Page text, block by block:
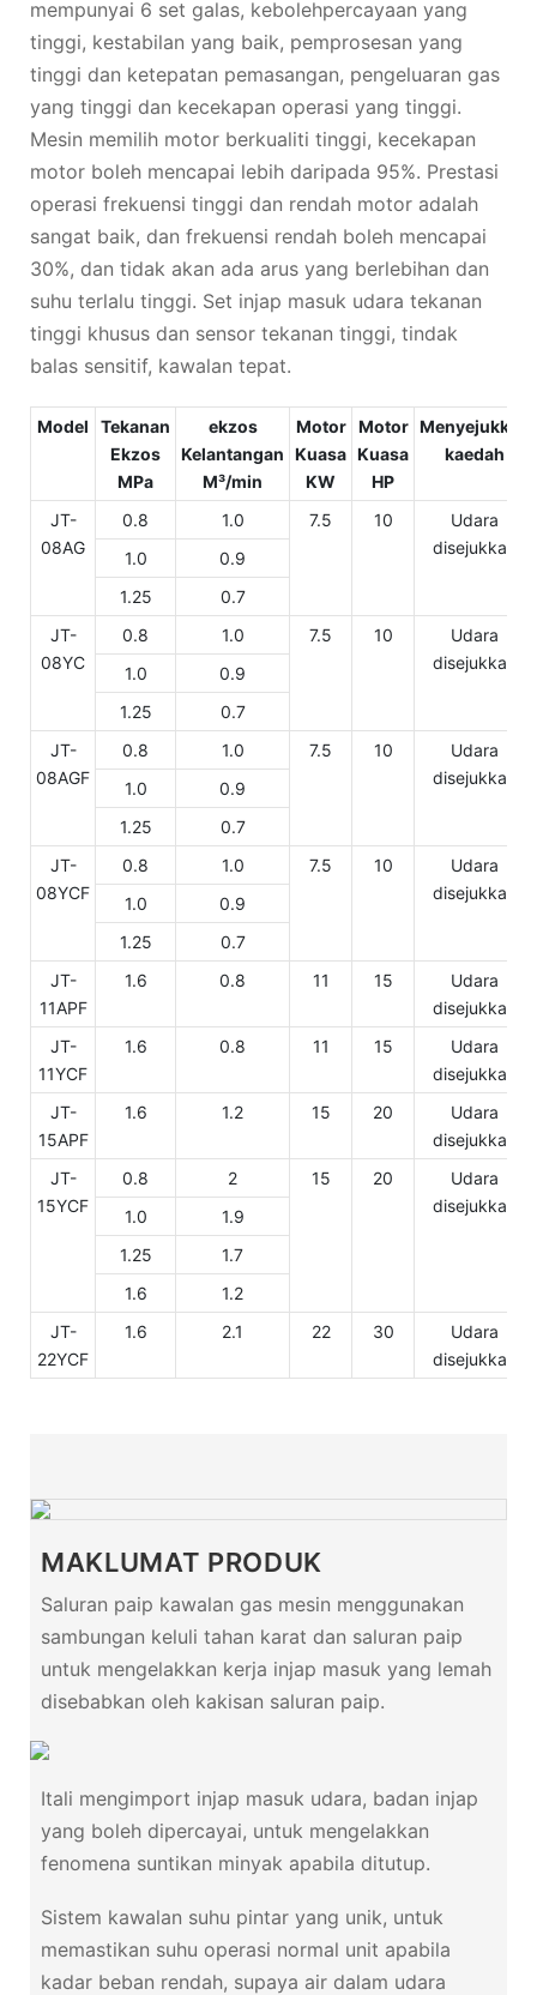
mempunyai 6 set galas, kebolehpercayaan yang
tinggi, kestabilan yang baik, pemprosesan yang
tinggi dan ketepatan pemasangan, pengeluaran gas
yang tinggi dan kecekapan operasi yang tinggi.
Mesin memilih motor berkualiti tinggi, kecekapan
motor boleh mencapai lebih daripada 95%. Prestasi
operasi frekuensi tinggi dan rendah motor adalah
sangat baik, dan frekuensi rendah boleh mencapai
30%, dan tidak akan ada arus yang berlebihan dan
suhu terlalu tinggi. Set injap masuk udara tekanan
tinggi khusus dan sensor tekanan tinggi, tindak
balas sensitif, kawalan tepat.
Model
Tekanan
Ekzos
MPa
ekzos
Kelantangan
M³/min
Motor
Kuasa
KW
Motor
Kuasa
HP
Menyejukkan
kaedah
JT-
08AG
0.8 1.0 7.5 10
Udara
disejukkan
1.0
0.9
1.25
0.7
JT-
08YC
0.8 1.0 7.5 10
Udara
disejukkan
1.0
0.9
1.25
0.7
JT-
08AGF
0.8 1.0 7.5 10
Udara
disejukkan
1.0
0.9
1.25
0.7
JT-
08YCF
0.8 1.0 7.5 10
Udara
disejukkan
1.0
0.9
1.25
0.7
JT-
11APF
1.6 0.8 11 15
Udara
disejukkan
JT-
11YCF
1.6 0.8 11 15
Udara
disejukkan
JT-
15APF
1.6 1.2 15 20
Udara
disejukkan
JT-
15YCF
0.8 2 15 20
Udara
disejukkan
1.0
1.9
1.25
1.7
1.6
1.2
JT-
22YCF
1.6 2.1 22 30
Udara
disejukkan
MAKLUMAT PRODUK
Saluran paip kawalan gas mesin menggunakan
sambungan keluli tahan karat dan saluran paip
untuk mengelakkan kerja injap masuk yang lemah
disebabkan oleh kakisan saluran paip.
Itali mengimport injap masuk udara, badan injap
yang boleh dipercayai, untuk mengelakkan
fenomena suntikan minyak apabila ditutup.
Sistem kawalan suhu pintar yang unik, untuk
memastikan suhu operasi normal unit apabila
kadar beban rendah, supaya air dalam udara